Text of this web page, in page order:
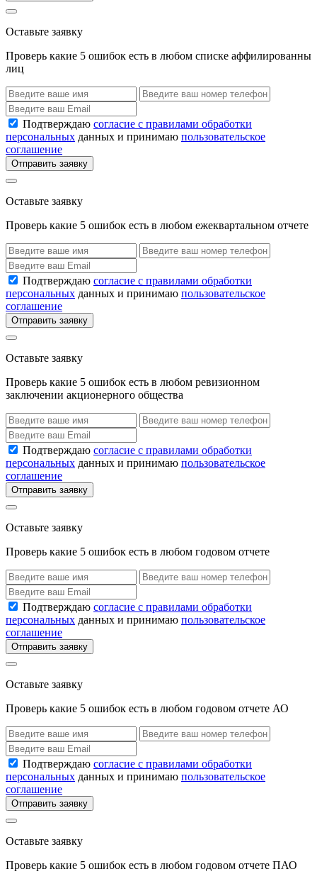
Оставьте заявку
Проверь какие 5 ошибок есть в любом списке аффилированны
лиц
Подтверждаю согласие с правилами обработки
персональных данных и принимаю пользовательское
соглашение
Отправить заявку
Оставьте заявку
Проверь какие 5 ошибок есть в любом ежеквартальном отчете
Подтверждаю согласие с правилами обработки
персональных данных и принимаю пользовательское
соглашение
Отправить заявку
Оставьте заявку
Проверь какие 5 ошибок есть в любом ревизионном
заключении акционерного общества
Подтверждаю согласие с правилами обработки
персональных данных и принимаю пользовательское
соглашение
Отправить заявку
Оставьте заявку
Проверь какие 5 ошибок есть в любом годовом отчете
Подтверждаю согласие с правилами обработки
персональных данных и принимаю пользовательское
соглашение
Отправить заявку
Оставьте заявку
Проверь какие 5 ошибок есть в любом годовом отчете АО
Подтверждаю согласие с правилами обработки
персональных данных и принимаю пользовательское
соглашение
Отправить заявку
Оставьте заявку
Проверь какие 5 ошибок есть в любом годовом отчете ПАО